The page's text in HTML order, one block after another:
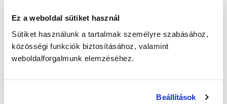
Ez a weboldal sütiket használ
Sütiket használunk a tartalmak személyre szabásához,
közösségi funkciók biztosításához, valamint
weboldalforgalmunk elemzéséhez.
Beállítások
Oszd meg velünk, hogyan teszel a
környezetért a mindennapokban, és máris
játszva szeretsz pontokataz interaktív REbot
kihívásban!